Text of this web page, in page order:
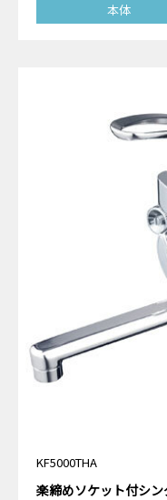
本体
KF5000THA
楽締めソケット付シ